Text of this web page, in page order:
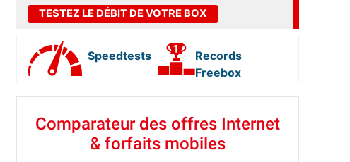
TESTEZ LE DÉBIT DE VOTRE BOX
Speedtests
Records
Freebox
Comparateur des offres Internet
& forfaits mobiles